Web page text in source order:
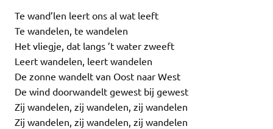
Te wand’len leert ons al wat leeft
Te wandelen, te wandelen
Het vliegje, dat langs ’t water zweeft
Leert wandelen, leert wandelen
De zonne wandelt van Oost naar West
De wind doorwandelt gewest bij gewest
Zij wandelen, zij wandelen, zij wandelen
Zij wandelen, zij wandelen, zij wandelen